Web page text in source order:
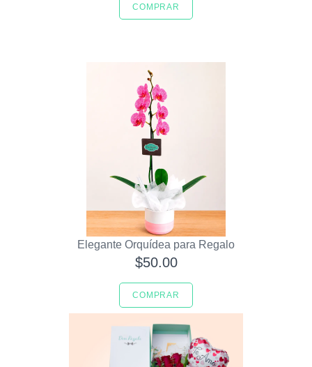
COMPRAR
Elegante Orquídea para Regalo
$50.00
COMPRAR